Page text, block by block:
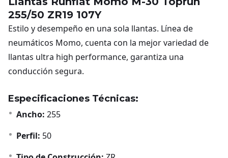
255/50 ZR19 107Y
Estilo y desempeño en una sola llantas. Línea de
neumáticos Momo, cuenta con la mejor variedad de
llantas ultra high performance, garantiza una
conducción segura.
Especificaciones Técnicas:
Ancho: 255
Perfil: 50